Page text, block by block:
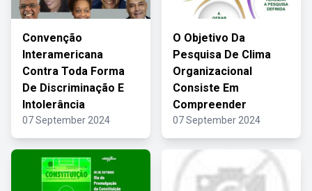
Convenção
Interamericana
Contra Toda Forma
De Discriminação E
Intolerância
07 September 2024
O Objetivo Da
Pesquisa De Clima
Organizacional
Consiste Em
Compreender
07 September 2024